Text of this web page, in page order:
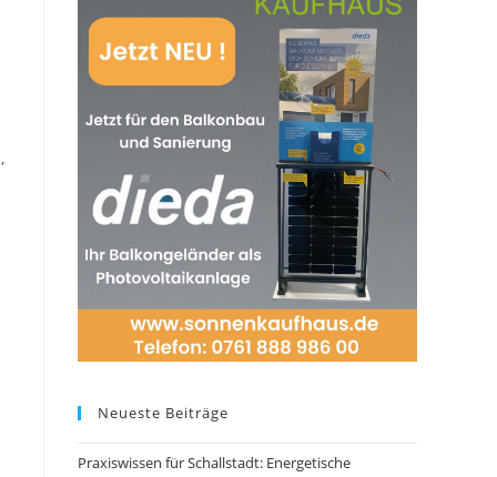
Neueste Beiträge
Praxiswissen für Schallstadt: Energetische